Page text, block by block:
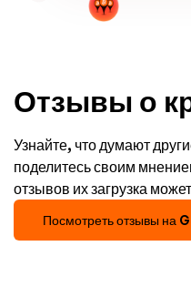
Отзывы о
Узнайте, что думают
поделитесь своим
отзывов их загрузка
Посмотреть отзывы на